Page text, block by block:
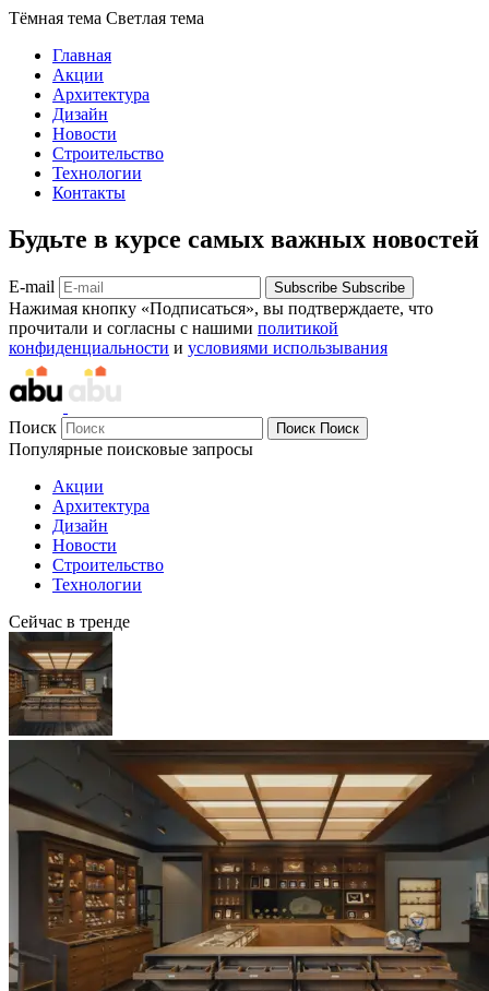
Тёмная тема Светлая тема
Главная
Акции
Архитектура
Дизайн
Новости
Строительство
Технологии
Контакты
Будьте в курсе самых важных новостей
E-mail Subscribe Subscribe
Нажимая кнопку «Подписаться», вы подтверждаете, что
прочитали и согласны с нашими политикой
конфиденциальности и условиями использывания
Поиск Поиск Поиск
Популярные поисковые запросы
Акции
Архитектура
Дизайн
Новости
Строительство
Технологии
Сейчас в тренде